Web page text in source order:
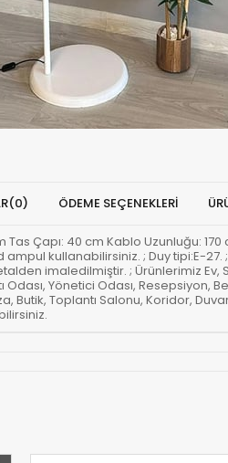
(0) ÖDEME SEÇENEKLERI
Tas Çapı: 40 cm Kablo Uzunluğu:
kullanabilirsiniz. ; Duy tipi:E-
imaledilmiştir. ; Ürünlerimiz Ev,
Odası, Yönetici Odası,
Butik, Toplantı Salonu, Koridor,